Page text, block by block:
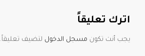
اترك تعليقاً
يجب أنت تكون مسجل الدخول لتضيف تعليقاً.